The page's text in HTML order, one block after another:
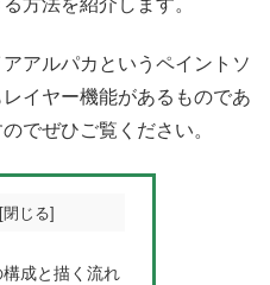
アルパカというペイントソ
イヤー機能があるものであ
でぜひご覧ください。
構成と描く流れ